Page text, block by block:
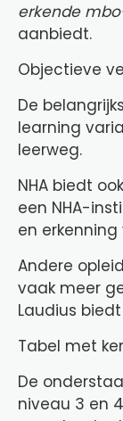
erkende
aanbiedt.
Objectieve
De
learning
leerweg.
NHA biedt
een NHA-
en
Andere
vaak meer
Laudius
Tabel met
De
niveau 3 en